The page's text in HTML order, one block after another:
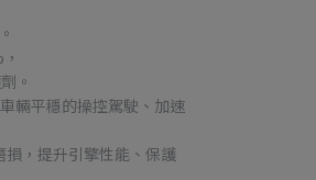
。
輛平穩的操控駕駛、加速
，提升引擎性能、保護